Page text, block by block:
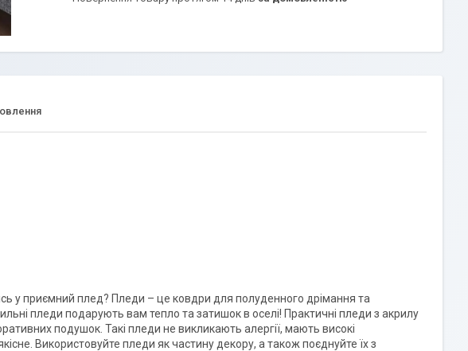
у приємний плед? Пледи – це ковдри для полуденного дрімання та
пледи подарують вам тепло та затишок в оселі! Практичні пледи з акрилу
подушок. Такі пледи не викликають алергії, мають високі
Використовуйте пледи як частину декору, а також поєднуйте їх з